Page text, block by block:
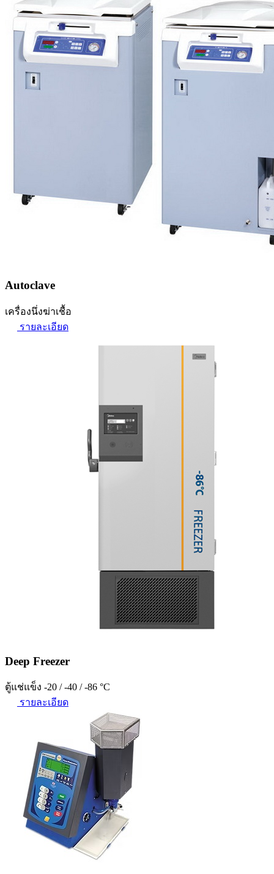
Autoclave
เครื่องนึ่งฆ่าเชื้อ
รายละเอียด
Deep Freezer
ตู้แช่แข็ง -20 / -40 / -86 °C
รายละเอียด